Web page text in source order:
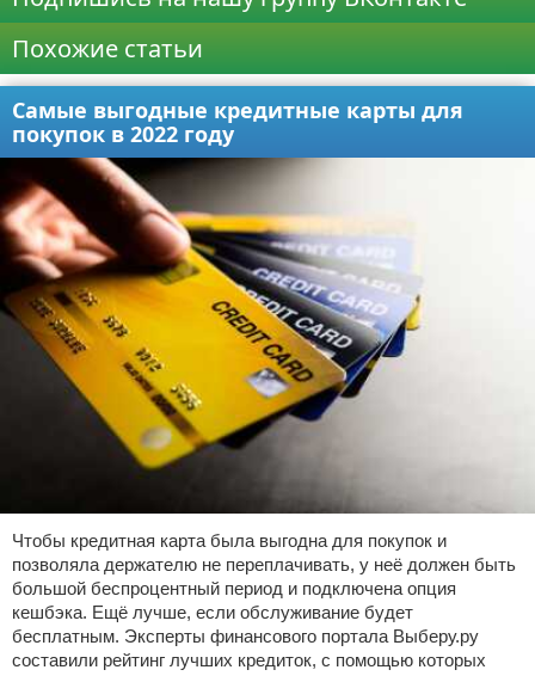
Похожие статьи
Самые выгодные кредитные карты для
покупок в 2022 году
Чтобы кредитная карта была выгодна для покупок и
позволяла держателю не переплачивать, у неё должен быть
большой беспроцентный период и подключена опция
кешбэка. Ещё лучше, если обслуживание будет
бесплатным. Эксперты финансового портала Выберу.ру
составили рейтинг лучших кредиток, с помощью которых